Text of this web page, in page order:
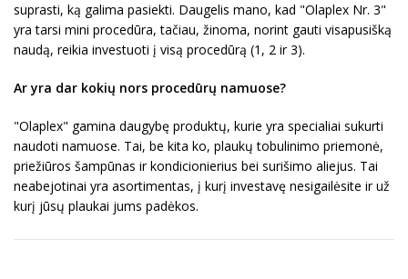
suprasti, ką galima pasiekti. Daugelis mano, kad "Olaplex Nr. 3"
yra tarsi mini procedūra, tačiau, žinoma, norint gauti visapusišką
naudą, reikia investuoti į visą procedūrą (1, 2 ir 3).
Ar yra dar kokių nors procedūrų namuose?
"Olaplex" gamina daugybę produktų, kurie yra specialiai sukurti
naudoti namuose. Tai, be kita ko, plaukų tobulinimo priemonė,
priežiūros šampūnas ir kondicionierius bei surišimo aliejus. Tai
neabejotinai yra asortimentas, į kurį investavę nesigailėsite ir už
kurį jūsų plaukai jums padėkos.